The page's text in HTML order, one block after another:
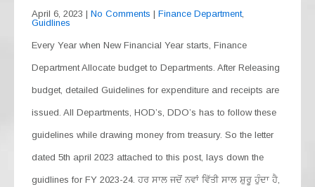
April 6, 2023 | No Comments | Finance Department,
Guidlines
Every Year when New Financial Year starts, Finance
Department Allocate budget to Departments. After Releasing
budget, detailed Guidelines for expenditure and receipts are
issued. All Departments, HOD’s, DDO’s has to follow these
guidelines while drawing money from treasury. So the letter
dated 5th april 2023 attached to this post, lays down the
guidlines for FY 2023-24. ਹਰ ਸਾਲ ਜਦੋਂ ਨਵਾਂ ਵਿੱਤੀ ਸਾਲ ਸ਼ੁਰੂ ਹੁੰਦਾ ਹੈ,